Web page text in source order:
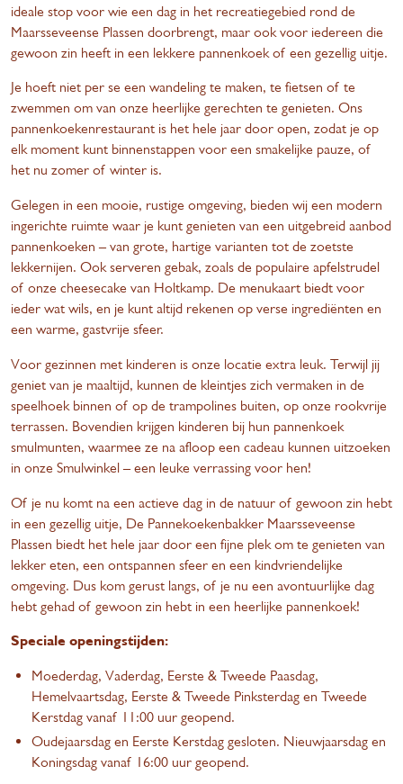
ideale stop voor wie een dag in het recreatiegebied rond de
Maarsseveense Plassen doorbrengt, maar ook voor iedereen die
gewoon zin heeft in een lekkere pannenkoek of een gezellig uitje.
Je hoeft niet per se een wandeling te maken, te fietsen of te
zwemmen om van onze heerlijke gerechten te genieten. Ons
pannenkoekenrestaurant is het hele jaar door open, zodat je op
elk moment kunt binnenstappen voor een smakelijke pauze, of
het nu zomer of winter is.
Gelegen in een mooie, rustige omgeving, bieden wij een modern
ingerichte ruimte waar je kunt genieten van een uitgebreid aanbod
pannenkoeken – van grote, hartige varianten tot de zoetste
lekkernijen. Ook serveren gebak, zoals de populaire apfelstrudel
of onze cheesecake van Holtkamp. De menukaart biedt voor
ieder wat wils, en je kunt altijd rekenen op verse ingrediënten en
een warme, gastvrije sfeer.
Voor gezinnen met kinderen is onze locatie extra leuk. Terwijl jij
geniet van je maaltijd, kunnen de kleintjes zich vermaken in de
speelhoek binnen of op de trampolines buiten, op onze rookvrije
terrassen. Bovendien krijgen kinderen bij hun pannenkoek
smulmunten, waarmee ze na afloop een cadeau kunnen uitzoeken
in onze Smulwinkel – een leuke verrassing voor hen!
Of je nu komt na een actieve dag in de natuur of gewoon zin hebt
in een gezellig uitje, De Pannekoekenbakker Maarsseveense
Plassen biedt het hele jaar door een fijne plek om te genieten van
lekker eten, een ontspannen sfeer en een kindvriendelijke
omgeving. Dus kom gerust langs, of je nu een avontuurlijke dag
hebt gehad of gewoon zin hebt in een heerlijke pannenkoek!
Speciale openingstijden:
Moederdag, Vaderdag, Eerste & Tweede Paasdag,
Hemelvaartsdag, Eerste & Tweede Pinksterdag en Tweede
Kerstdag vanaf 11:00 uur geopend.
Oudejaarsdag en Eerste Kerstdag gesloten. Nieuwjaarsdag en
Koningsdag vanaf 16:00 uur geopend.